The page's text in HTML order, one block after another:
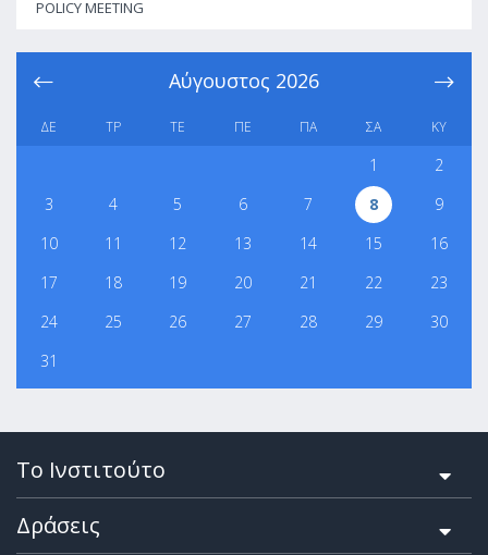
POLICY MEETING
Αύγουστος 2026
ΔΕ ΤΡ ΤΕ ΠΕ ΠΑ ΣΑ ΚΥ
1
2
3
4 5 6 7 8
9
10
11 12 13 14 15
16
17
18 19 20 21 22
23
24
25 26 27 28 29
30
31
Το Ινστιτούτο
Δράσεις